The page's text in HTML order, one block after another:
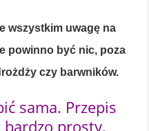
wszystkim uwagę na
powinno być nic, poza
czy barwników.
sama. Przepis
prosty.